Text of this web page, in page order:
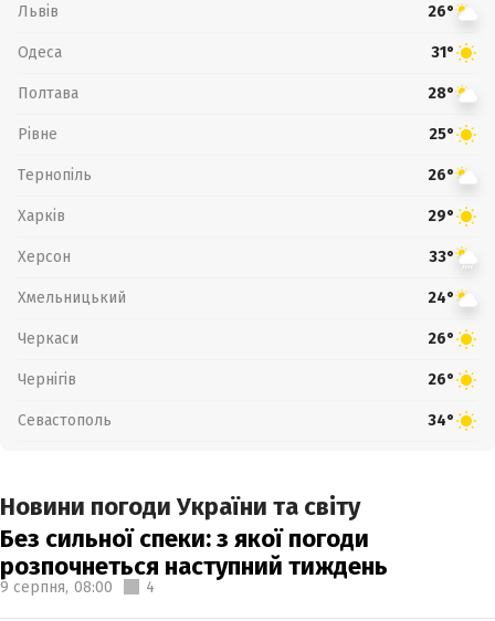
Львів 26°
Одеса 31°
Полтава 28°
Рівне 25°
Тернопіль 26°
Харків 29°
Херсон 33°
Хмельницький 24°
Черкаси 26°
Чернігів 26°
Севастополь 34°
Новини погоди України та світу
Без сильної спеки: з якої погоди
розпочнеться наступний тиждень
9 серпня, 08:00 4